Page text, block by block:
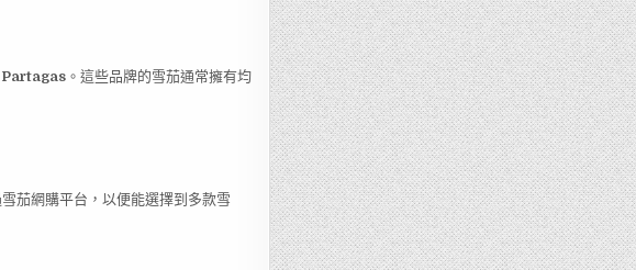
Partagas。這些品牌的雪茄通常擁有均
茄網購平台，以便能選擇到多款雪